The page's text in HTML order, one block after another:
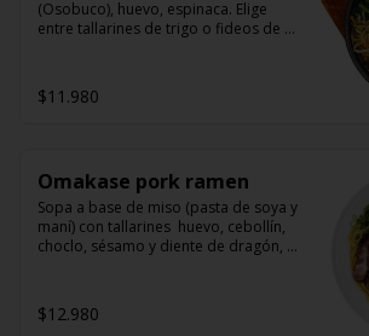
(Osobuco), huevo, espinaca. Elige
entre tallarines de trigo o fideos de
$11.980
Omakase pork ramen
Sopa a base de miso (pasta de soya y
maní) con tallarines  huevo, cebollín,
choclo, sésamo y diente de dragón,
$12.980